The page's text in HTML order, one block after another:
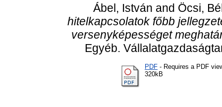
Ábel, István and Öcsi,
hitelkapcsolatok főbb
versenyképességet
Egyéb.
PDF - Requires a PDF
320kB